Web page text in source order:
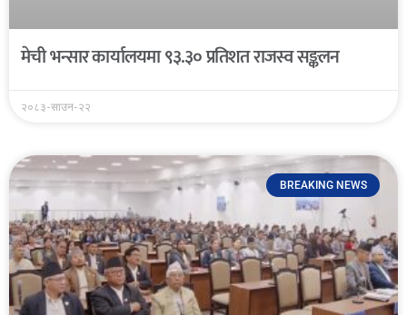
मेची भन्सार कार्यालयमा ९३.३० प्रतिशत राजस्व सङ्कलन
२०८३-साउन-२२
BREAKING NEWS